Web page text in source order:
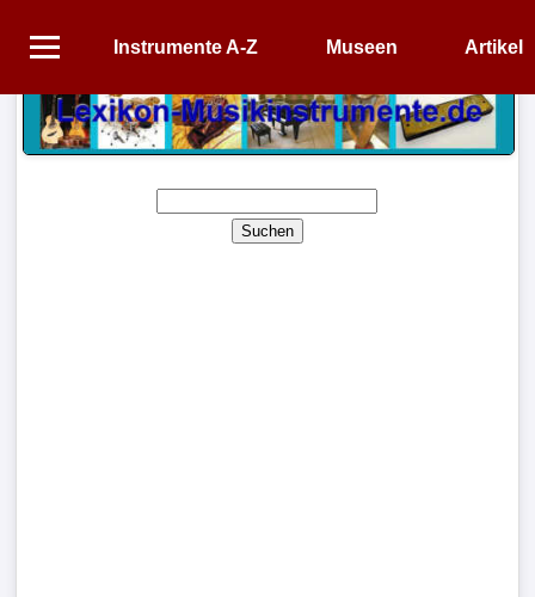
Instrumente A-Z Museen Artikel
Startseite
Instrumente
Suchen